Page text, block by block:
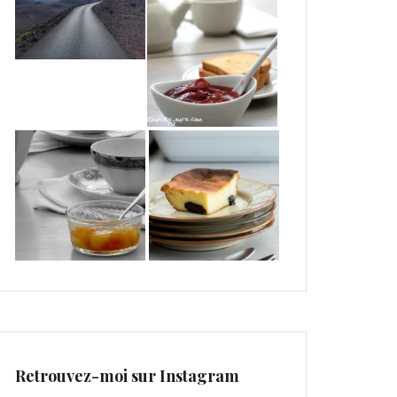
Retrouvez-moi sur Instagram